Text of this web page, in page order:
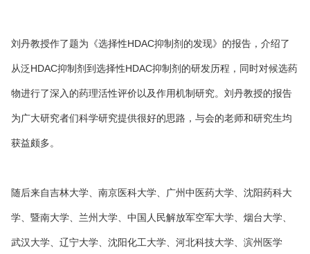
刘丹教授作了题为《选择性HDAC抑制剂的发现》的报告，介绍了
从泛HDAC抑制剂到选择性HDAC抑制剂的研发历程，同时对候选药
物进行了深入的药理活性评价以及作用机制研究。刘丹教授的报告
为广大研究者们科学研究提供很好的思路，与会的老师和研究生均
获益颇多。
随后来自吉林大学、南京医科大学、广州中医药大学、沈阳药科大
学、暨南大学、兰州大学、中国人民解放军空军大学、烟台大学、
武汉大学、辽宁大学、沈阳化工大学、河北科技大学、滨州医学